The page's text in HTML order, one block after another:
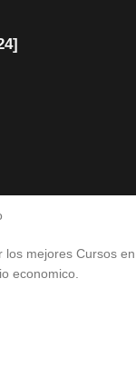
los mejores Cursos en
economico.